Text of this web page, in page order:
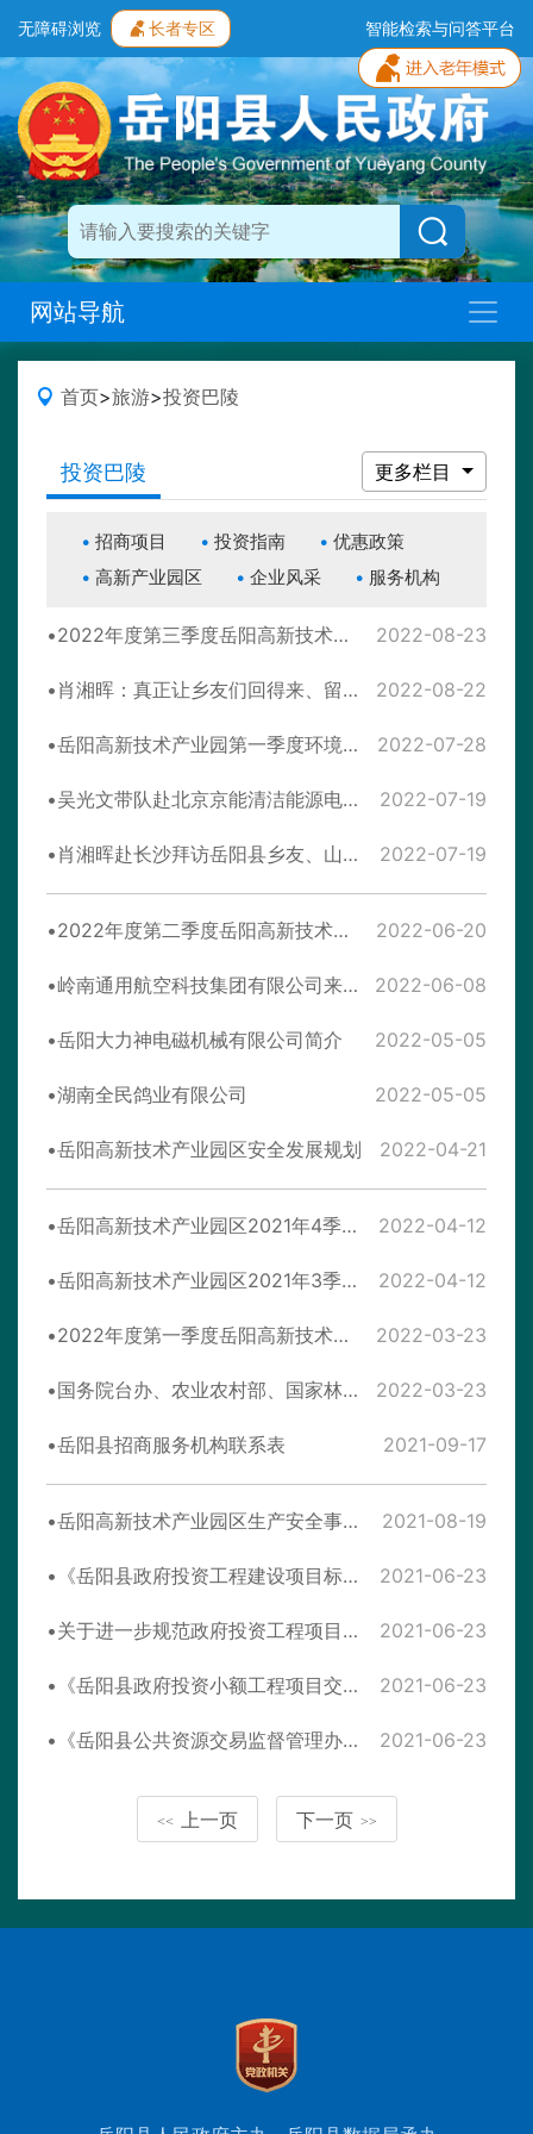
无障碍浏览 长者专区 智能检索与问答平台
网站导航
首页>旅游>投资巴陵
投资巴陵 更多栏目
招商项目 投资指南
优惠政策
高新产业园区
企业风采 服务机构
2022年度第三季度岳阳高新技术产业园区环境质量监测 2022-08-23
肖湘晖：真正让乡友们回得来、留得住、发展好！ 2022-08-22
岳阳高新技术产业园第一季度环境质量信息公开 2022-07-28
吴光文带队赴北京京能清洁能源电力股份有限公司考察洽谈 2022-07-19
肖湘晖赴长沙拜访岳阳县乡友、山河智能董事长何清华 2022-07-19
2022年度第二季度岳阳高新技术产业园区环境质量监测 2022-06-20
岭南通用航空科技集团有限公司来我县考察洽谈项目 2022-06-08
岳阳大力神电磁机械有限公司简介 2022-05-05
湖南全民鸽业有限公司 2022-05-05
岳阳高新技术产业园区安全发展规划 2022-04-21
岳阳高新技术产业园区2021年4季度环境质量监测报告 2022-04-12
岳阳高新技术产业园区2021年3季度环境质量监测报告 2022-04-12
2022年度第一季度岳阳高新技术产业园区环境质量监测 2022-03-23
国务院台办、农业农村部、国家林草局等部门出台《关于支持台湾同胞台资企业在大陆农业林业领域发展的若干措施》 （农林22条措施） 2022-03-23
岳阳县招商服务机构联系表 2021-09-17
岳阳高新技术产业园区生产安全事故应急预案 2021-08-19
《岳阳县政府投资工程建设项目标后管理实施细则》 2021-06-23
关于进一步规范政府投资工程项目招标投标领域相关工作的通知 2021-06-23
《岳阳县政府投资小额工程项目交易管理办法》 2021-06-23
《岳阳县公共资源交易监督管理办法》 2021-06-23
<< 上一页 下一页 >>